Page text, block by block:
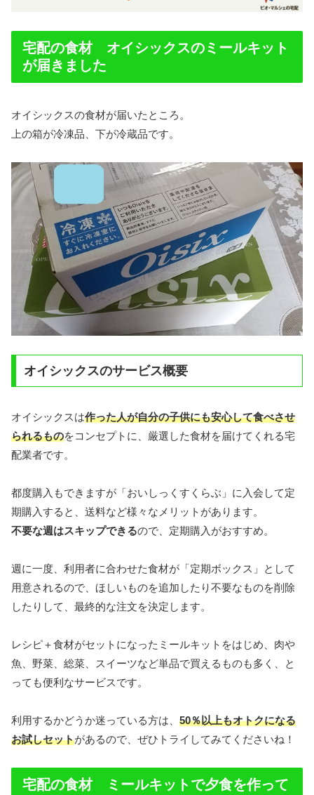
宅配の食材 オイシックスのミールキット
が届きました
オイシックスの食材が届いたところ。
上の箱が冷凍品、下が冷蔵品です。
オイシックスのサービス概要
オイシックスは作った人が自分の子供にも安心して食べさせ
られるものをコンセプトに、厳選した食材を届けてくれる宅
配業者です。
都度購入もできますが「おいしっくすくらぶ」に入会して定
期購入すると、送料など様々なメリットがあります。
不要な週はスキップできるので、定期購入がおすすめ。
週に一度、利用者に合わせた食材が「定期ボックス」として
用意されるので、ほしいものを追加したり不要なものを削除
したりして、最終的な注文を決定します。
レシピ＋食材がセットになったミールキットをはじめ、肉や
魚、野菜、総菜、スイーツなど単品で買えるものも多く、と
っても便利なサービスです。
利用するかどうか迷っている方は、 50％以上もオトクになる
お試しセットがあるので、ぜひトライしてみてくださいね！
宅配の食材 ミールキットで夕食を作って